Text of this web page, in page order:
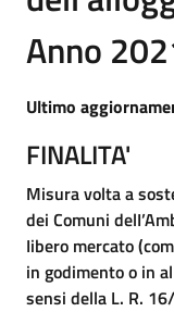
Anno
Ultimo
FINALITA'
Misura volta a
dei Comuni
Iibero mercato
in godimento o in
sensi della L. R.